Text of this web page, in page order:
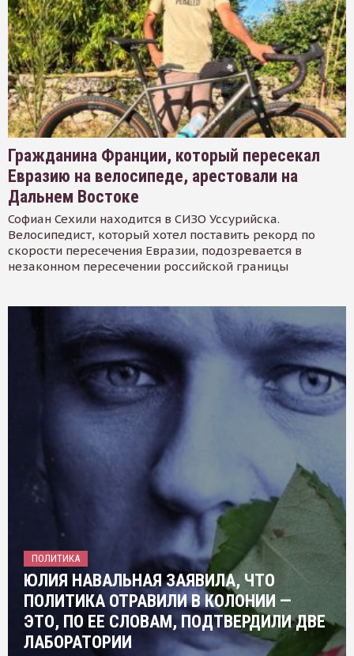
Гражданина Франции, который пересекал
Евразию на велосипеде, арестовали на
Дальнем Востоке
Софиан Сехили находится в СИЗО Уссурийска.
Велосипедист, который хотел поставить рекорд по
скорости пересечения Евразии, подозревается в
незаконном пересечении российской границы
ПОЛИТИКА
ЮЛИЯ НАВАЛЬНАЯ ЗАЯВИЛА, ЧТО
ПОЛИТИКА ОТРАВИЛИ В КОЛОНИИ —
ЭТО, ПО ЕЕ СЛОВАМ, ПОДТВЕРДИЛИ ДВЕ
ЛАБОРАТОРИИ